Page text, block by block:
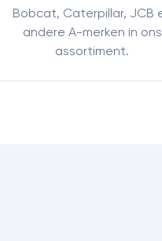
Bobcat, Caterpillar, JCB
andere A-merken in ons
assortiment.